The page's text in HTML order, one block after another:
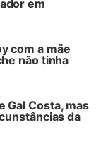
em
com a mãe
não tinha
Gal Costa, mas
da